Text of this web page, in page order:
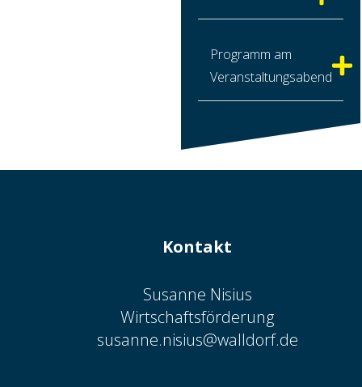
Programm am
Veranstaltungsabend
Kontakt
Susanne Nisius
Wirtschaftsförderung
susanne.nisius@walldorf.de